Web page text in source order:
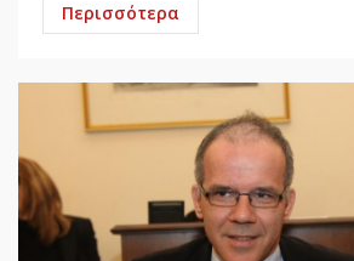
Περισσότερα